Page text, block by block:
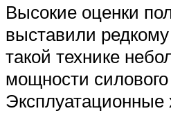
Высокие оценки
выставили
такой технике
мощности
Эксплуатационные